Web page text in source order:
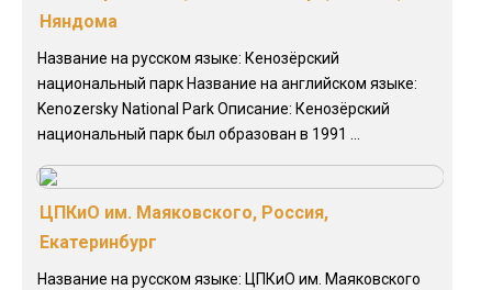
Няндома
Название на русском языке: Кенозёрский
национальный парк Название на английском языке:
Kenozersky National Park Описание: Кенозёрский
национальный парк был образован в 1991 ...
ЦПКиО им. Маяковского, Россия,
Екатеринбург
Название на русском языке: ЦПКиО им. Маяковского